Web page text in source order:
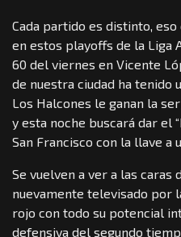
Cada partido es distinto,
en estos playoffs de la Liga
60 del viernes en Vicente
de nuestra ciudad ha tenido
Los Halcones le ganan la
y esta noche buscará dar el
San Francisco con la llave a
Se vuelven a ver a las caras
nuevamente televisado por
rojo con todo su potencial
defensiva del segundo